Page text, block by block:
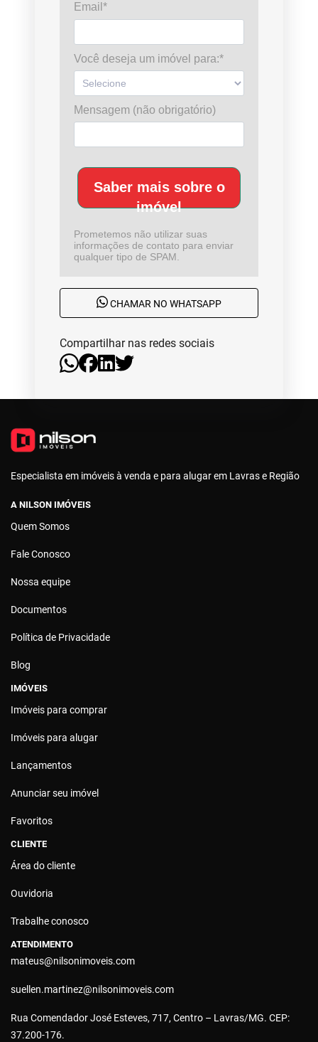
Email*
Você deseja um imóvel para:*
Mensagem (não obrigatório)
Saber mais sobre o
imóvel
Prometemos não utilizar suas
informações de contato para enviar
qualquer tipo de SPAM.
CHAMAR NO WHATSAPP
Compartilhar nas redes sociais
Especialista em imóveis à venda e para alugar em Lavras e Região
A NILSON IMÓVEIS
Quem Somos
Fale Conosco
Nossa equipe
Documentos
Política de Privacidade
Blog
IMÓVEIS
Imóveis para comprar
Imóveis para alugar
Lançamentos
Anunciar seu imóvel
Favoritos
CLIENTE
Área do cliente
Ouvidoria
Trabalhe conosco
ATENDIMENTO
mateus@nilsonimoveis.com
suellen.martinez@nilsonimoveis.com
Rua Comendador José Esteves, 717, Centro – Lavras/MG. CEP:
37.200-176.